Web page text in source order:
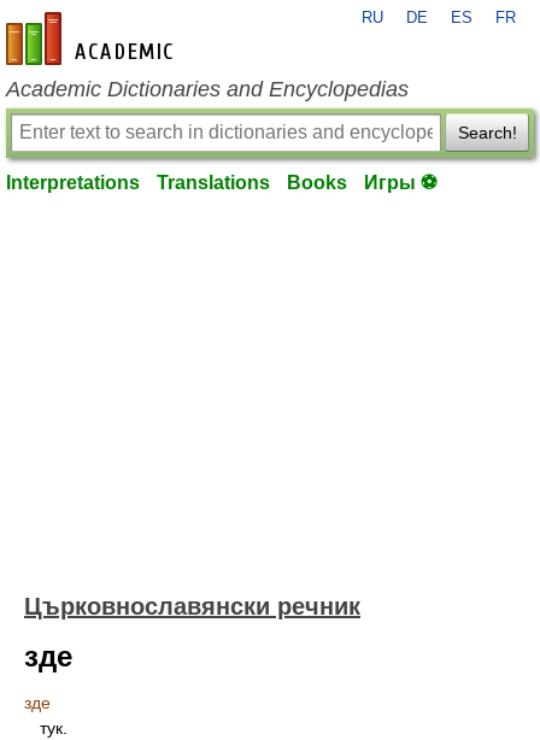
en-academic.com
RU DE ES FR
Academic Dictionaries and Encyclopedias
Search!
Interpretations Translations Books Игры ⚽
Църковнославянски речник
зде
зде
тук.